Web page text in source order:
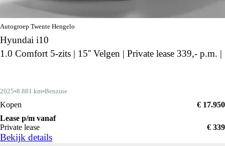
Autogroep Twente Hengelo
Hyundai i10
1.0 Comfort 5-zits | 15'' Velgen | Private lease 339,- p.m. |
2025 8.881 km Benzine
Kopen
€ 17.950
Lease p/m vanaf
Private lease
€ 339
Bekijk details